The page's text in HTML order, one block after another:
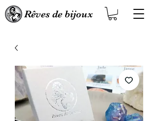
Rêves de bijoux